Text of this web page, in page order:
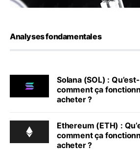
Analyses fondamentales
Solana (SOL) :
comment ça
acheter ?
Ethereum (ETH) :
comment ça
acheter ?